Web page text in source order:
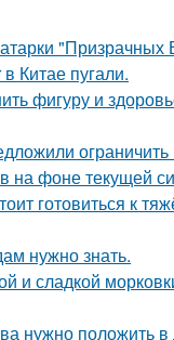
"Призрачных
Китае пугали.
фигуру и
на фоне текущей
готовиться к
нужно знать.
и сладкой
нужно положить в